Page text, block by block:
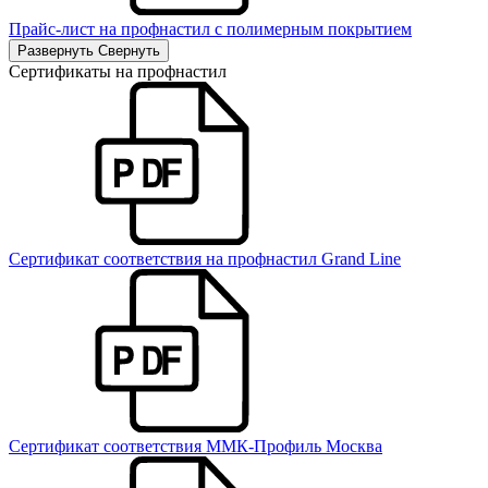
Прайс-лист на профнастил с полимерным покрытием
Развернуть Свернуть
Сертификаты на профнастил
Сертификат соответствия на профнастил Grand Line
Сертификат соответствия ММК-Профиль Москва